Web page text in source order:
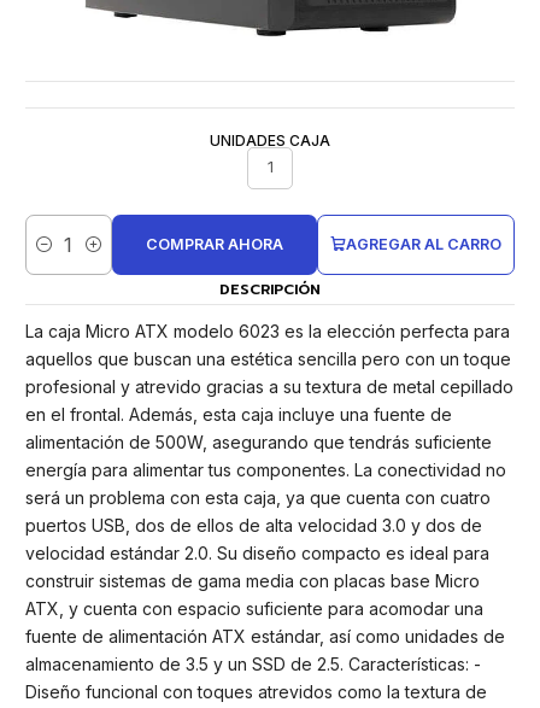
UNIDADES CAJA
1
Cantidad
AGREGAR AL CARRO
COMPRAR AHORA
DESCRIPCIÓN
La caja Micro ATX modelo 6023 es la elección perfecta para
aquellos que buscan una estética sencilla pero con un toque
profesional y atrevido gracias a su textura de metal cepillado
en el frontal. Además, esta caja incluye una fuente de
alimentación de 500W, asegurando que tendrás suficiente
energía para alimentar tus componentes. La conectividad no
será un problema con esta caja, ya que cuenta con cuatro
puertos USB, dos de ellos de alta velocidad 3.0 y dos de
velocidad estándar 2.0. Su diseño compacto es ideal para
construir sistemas de gama media con placas base Micro
ATX, y cuenta con espacio suficiente para acomodar una
fuente de alimentación ATX estándar, así como unidades de
almacenamiento de 3.5 y un SSD de 2.5. Características: -
Diseño funcional con toques atrevidos como la textura de